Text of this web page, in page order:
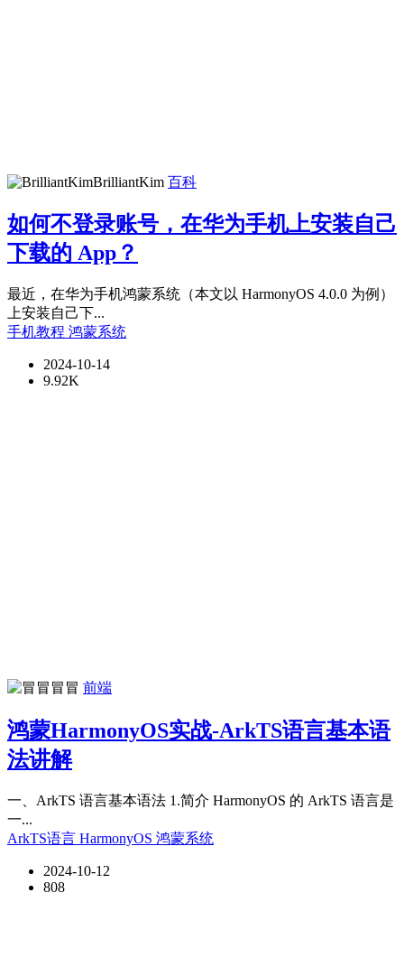
BrilliantKim 百科
如何不登录账号，在华为手机上安装自己
下载的 App？
最近，在华为手机鸿蒙系统（本文以 HarmonyOS 4.0.0 为例）
上安装自己下...
手机教程 鸿蒙系统
2024-10-14
9.92K
冒冒 前端
鸿蒙HarmonyOS实战-ArkTS语言基本语
法讲解
一、ArkTS 语言基本语法 1.简介 HarmonyOS 的 ArkTS 语言是
一...
ArkTS语言 HarmonyOS 鸿蒙系统
2024-10-12
808